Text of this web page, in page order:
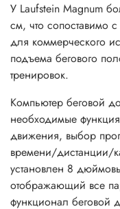
У Laufstein Magnum
см, что сопоставимо
для коммерческого
подъема бегового
тренировок.
Компьютер беговой
необходимые
движения, выбор
времени/дистанции/
установлен 8
отображающий все
функционал беговой